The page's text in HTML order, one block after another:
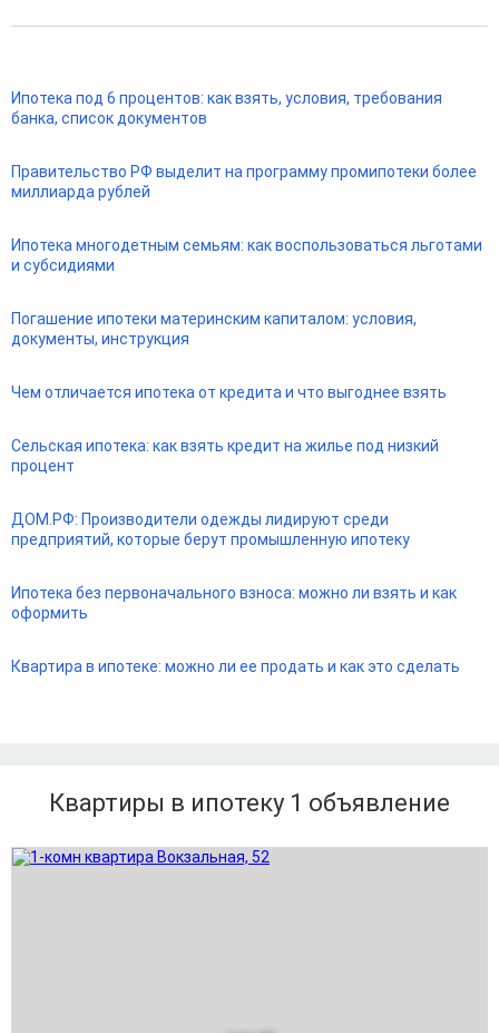
Ипотека под 6 процентов: как взять, условия, требования
банка, список документов
Правительство РФ выделит на программу промипотеки более
миллиарда рублей
Ипотека многодетным семьям: как воспользоваться льготами
и субсидиями
Погашение ипотеки материнским капиталом: условия,
документы, инструкция
Чем отличается ипотека от кредита и что выгоднее взять
Сельская ипотека: как взять кредит на жилье под низкий
процент
ДОМ.РФ: Производители одежды лидируют среди
предприятий, которые берут промышленную ипотеку
Ипотека без первоначального взноса: можно ли взять и как
оформить
Квартира в ипотеке: можно ли ее продать и как это сделать
Квартиры в ипотеку 1 объявление